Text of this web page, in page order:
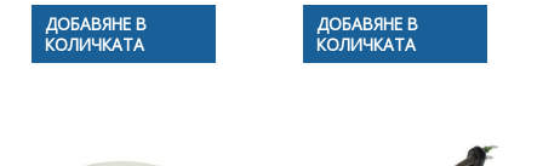
ДОБАВЯНЕ В
КОЛИЧКАТА
ДОБАВЯНЕ В
КОЛИЧКАТА